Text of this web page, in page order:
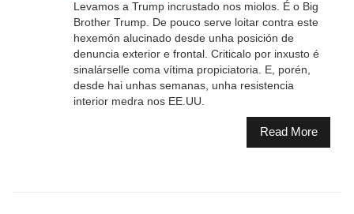
Levamos a Trump incrustado nos miolos. É o Big
Brother Trump. De pouco serve loitar contra este
hexemón alucinado desde unha posición de
denuncia exterior e frontal. Criticalo por inxusto é
sinalárselle coma vítima propiciatoria. E, porén,
desde hai unhas semanas, unha resistencia
interior medra nos EE.UU.
Read More